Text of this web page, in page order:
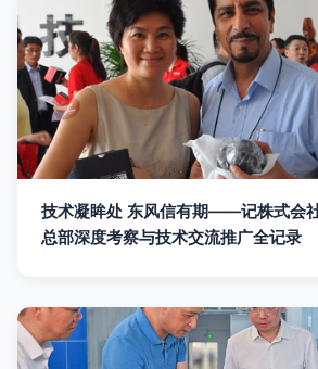
技术凝眸处 东风信有期——记株式会
总部深度考察与技术交流推广全记录